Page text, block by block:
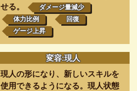
せる。
ダメージ量減少
体力比例
回復
ゲージ上昇
変容:現人
現人の形になり、新しいスキルを
使用できるようになる。現人状態